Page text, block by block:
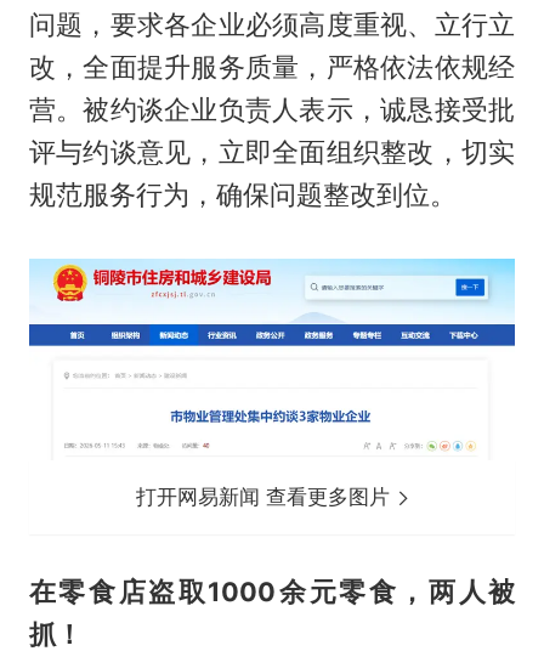
问题，要求各企业必须高度重视、立行立
改，全面提升服务质量，严格依法依规经
营。被约谈企业负责人表示，诚恳接受批
评与约谈意见，立即全面组织整改，切实
规范服务行为，确保问题整改到位。
打开网易新闻 查看更多图片
在零食店盗取1000余元零食，两人被
抓！